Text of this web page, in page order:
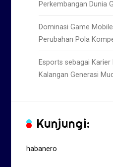
Perkembangan Dunia
Dominasi Game
Perubahan Pola
Esports sebagai
Kalangan Generasi
Kunjungi:
habanero